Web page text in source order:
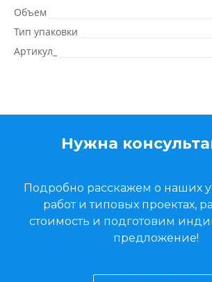
Объем
Тип упаковки
Артикул_
Нужна
Подробно расскажем о наших
работ и типовых проектах,
стоимость и подготовим
предложение!